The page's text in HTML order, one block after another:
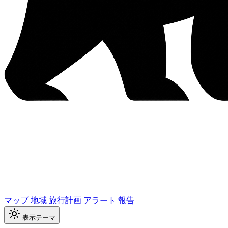
マップ地域旅行計画 アラート 報告
表示テーマ